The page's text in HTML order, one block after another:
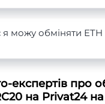
я можу обміняти ETH
експертів про
на Privat24